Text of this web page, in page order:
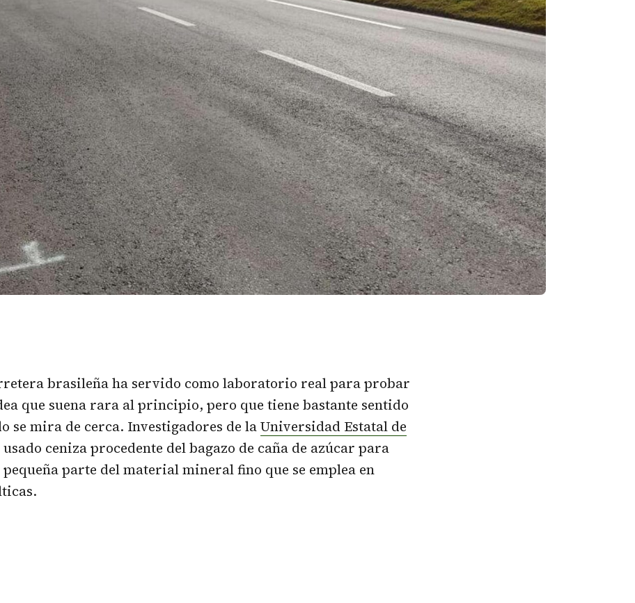
brasileña ha servido como laboratorio real para probar
que suena rara al principio, pero que tiene bastante sentido
se mira de cerca. Investigadores de laUniversidad Estatal de
ceniza procedente del bagazo de caña de azúcar para
parte del material mineral fino que se emplea en